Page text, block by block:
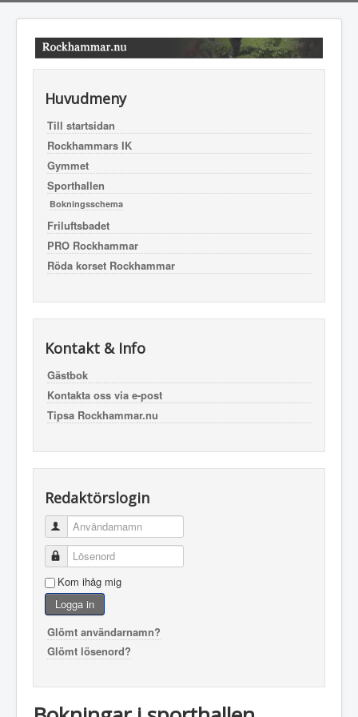
Huvudmeny
Till startsidan
Rockhammars IK
Gymmet
Sporthallen
Bokningsschema
Friluftsbadet
PRO Rockhammar
Röda korset Rockhammar
Kontakt & Info
Gästbok
Kontakta oss via e-post
Tipsa Rockhammar.nu
Redaktörslogin
Användarnamn
Lösenord
Kom ihåg mig
Logga in
Glömt användarnamn?
Glömt lösenord?